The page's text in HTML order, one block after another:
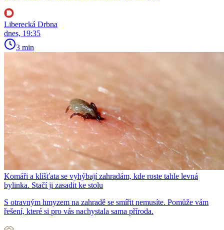
Liberecká Drbna
dnes, 19:35
3 min
Komáři a klíšťata se vyhýbají zahradám, kde roste tahle levná
bylinka. Stačí ji zasadit ke stolu
S otravným hmyzem na zahradě se smířit nemusíte. Pomůže vám
řešení, které si pro vás nachystala sama příroda.